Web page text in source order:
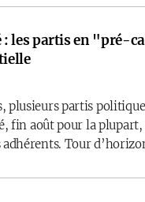
: les partis en "pré-
plusieurs partis
fin août pour la plupart,
Tour